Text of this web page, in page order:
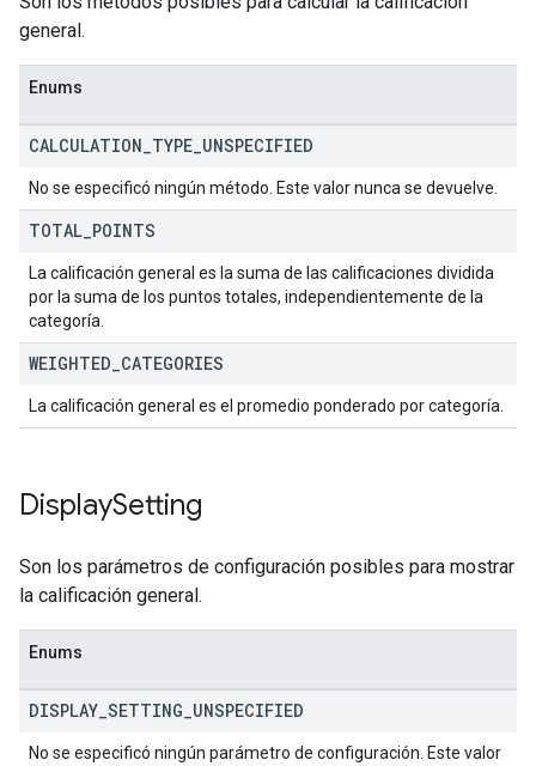
general.
Enums
CALCULATION TYPE UNSPECIFIED
No se especificó ningún método. Este valor nunca se devuelve.
TOTAL POINTS
La calificación general es la suma de las calificaciones dividida
por la suma de los puntos totales, independientemente de la
categoría.
WEIGHTED CATEGORIES
La calificación general es el promedio ponderado por categoría.
DisplaySetting
Son los parámetros de configuración posibles para mostrar
la calificación general.
Enums
DISPLAY SETTING UNSPECIFIED
No se especificó ningún parámetro de configuración. Este valor